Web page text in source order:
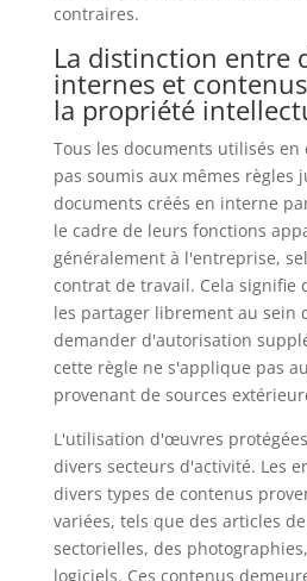
contraires.
La distinction entre
internes et
la propriété
Tous les documents utilisés
pas soumis aux mêmes règles
documents créés en interne
le cadre de leurs fonctions
généralement à l'entreprise,
contrat de travail. Cela signifie
les partager librement au sein
demander d'autorisation
cette règle ne s'applique pas
provenant de sources
L'utilisation d'œuvres
divers secteurs d'activité. Les
divers types de contenus
variées, tels que des articles
sectorielles, des
logiciels. Ces contenus